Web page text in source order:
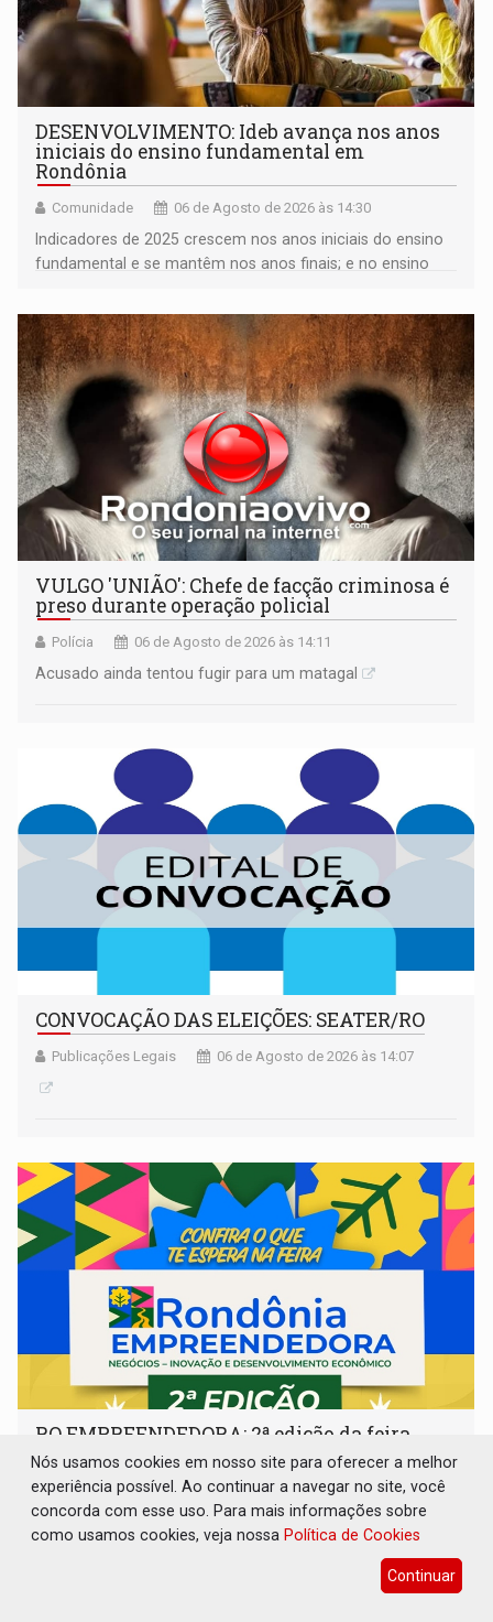
DESENVOLVIMENTO: Ideb avança nos anos
iniciais do ensino fundamental em
Rondônia
Comunidade 06 de Agosto de 2026 às 14:30
Indicadores de 2025 crescem nos anos iniciais do ensino
fundamental e se mantêm nos anos finais; e no ensino
VULGO 'UNIÃO': Chefe de facção criminosa é
preso durante operação policial
Polícia 06 de Agosto de 2026 às 14:11
Acusado ainda tentou fugir para um matagal
CONVOCAÇÃO DAS ELEIÇÕES: SEATER/RO
Publicações Legais 06 de Agosto de 2026 às 14:07
RO EMPREENDEDORA: 2ª edição da feira
começa nesta quinta-feira (6) no Espaço
Alternativo
Cultura 06 de Agosto de 2026 às 13:46
Com entrada gratuita, o evento de quatro dias destaca a
inovação regional, o artesanato, a gastronomia e
promove a feira de adoção responsável de animais
Nós usamos cookies em nosso site para oferecer a melhor
experiência possível. Ao continuar a navegar no site, você
concorda com esse uso. Para mais informações sobre
como usamos cookies, veja nossa Política de Cookies
Continuar